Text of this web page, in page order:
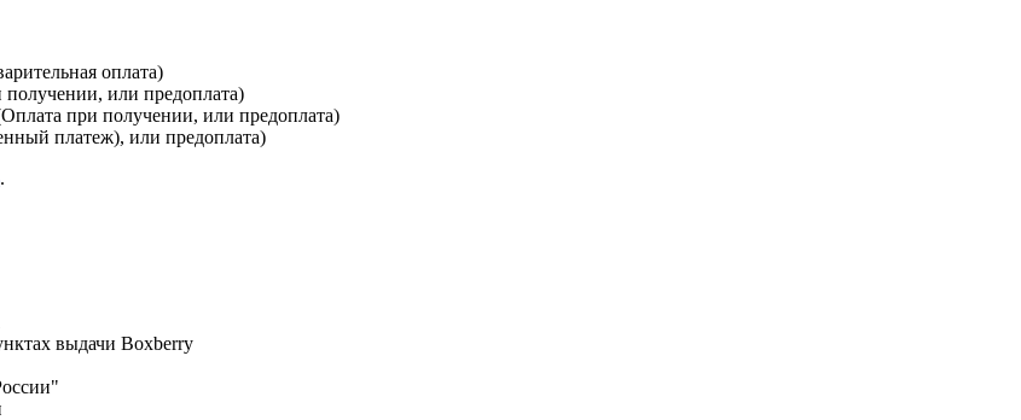
оплата)
или предоплата)
при получении, или предоплата)
платеж), или предоплата)
.
выдачи Boxberry